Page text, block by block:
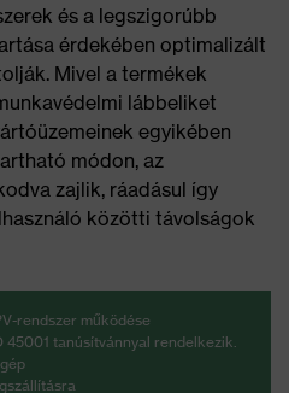
és a legszigorúbb
érdekében optimalizált
Mivel a termékek
lábbeliket
egyikében
módon, az
zajlik, ráadásul így
közötti távolságok
rendszer működése
45001 tanúsítvánnyal rendelkezik.